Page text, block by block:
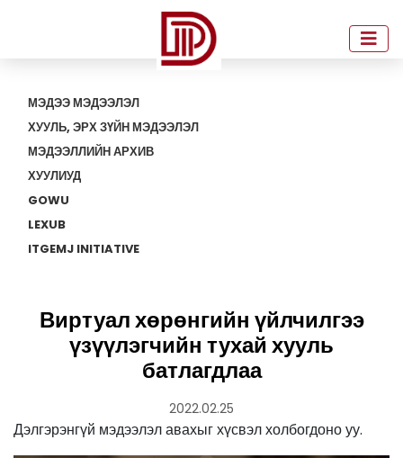
МЭДЭЭ МЭДЭЭЛЭЛ
ХУУЛЬ, ЭРХ ЗҮЙН МЭДЭЭЛЭЛ
МЭДЭЭЛЛИЙН АРХИВ
ХУУЛИУД
GOWU
LEXUB
ITGEMJ INITIATIVE
Виртуал хөрөнгийн үйлчилгээ
үзүүлэгчийн тухай хууль
батлагдлаа
2022.02.25
Дэлгэрэнгүй мэдээлэл авахыг хүсвэл холбогдоно уу.